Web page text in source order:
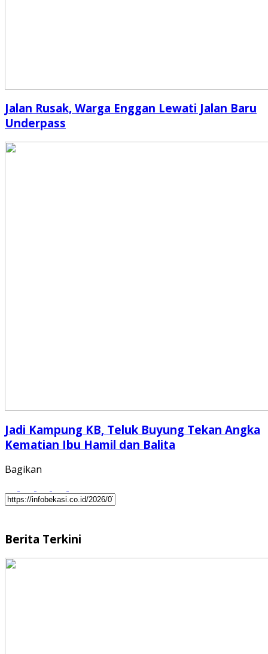
Jalan Rusak, Warga Enggan Lewati Jalan Baru
Underpass
Jadi Kampung KB, Teluk Buyung Tekan Angka
Kematian Ibu Hamil dan Balita
Bagikan
Berita Terkini